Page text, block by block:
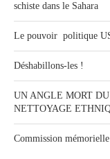
schiste dans le Sahara
Le pouvoir politique
Déshabillons-les !
UN ANGLE MORT
NETTOYAGE
Commission